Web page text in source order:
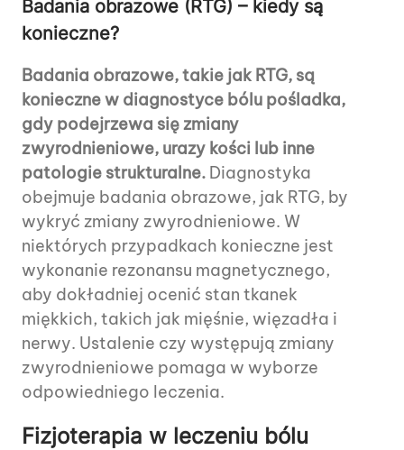
Badania obrazowe (RTG) – kiedy są
konieczne?
Badania obrazowe, takie jak RTG, są
konieczne w diagnostyce bólu pośladka,
gdy podejrzewa się zmiany
zwyrodnieniowe, urazy kości lub inne
patologie strukturalne. Diagnostyka
obejmuje badania obrazowe, jak RTG, by
wykryć zmiany zwyrodnieniowe. W
niektórych przypadkach konieczne jest
wykonanie rezonansu magnetycznego,
aby dokładniej ocenić stan tkanek
miękkich, takich jak mięśnie, więzadła i
nerwy. Ustalenie czy występują zmiany
zwyrodnieniowe pomaga w wyborze
odpowiedniego leczenia.
Fizjoterapia w leczeniu bólu